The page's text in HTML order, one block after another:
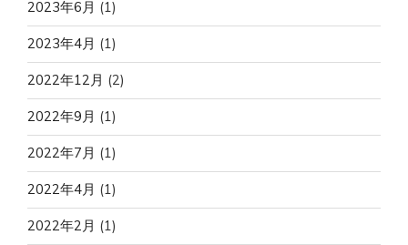
2023年6月 (1)
2023年4月 (1)
2022年12月 (2)
2022年9月 (1)
2022年7月 (1)
2022年4月 (1)
2022年2月 (1)